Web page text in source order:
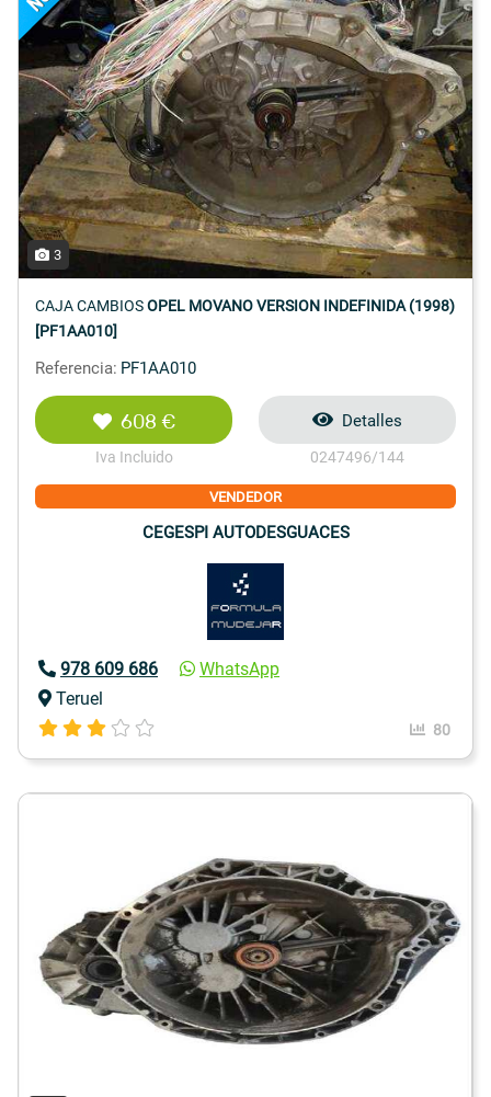
3
CAJA CAMBIOSOPEL MOVANO VERSION INDEFINIDA (1998)
[PF1AA010]
Referencia: PF1AA010
608 €
Iva Incluido
Detalles
0247496/144
VENDEDOR
CEGESPI AUTODESGUACES
978 609 686
WhatsApp
Teruel
80